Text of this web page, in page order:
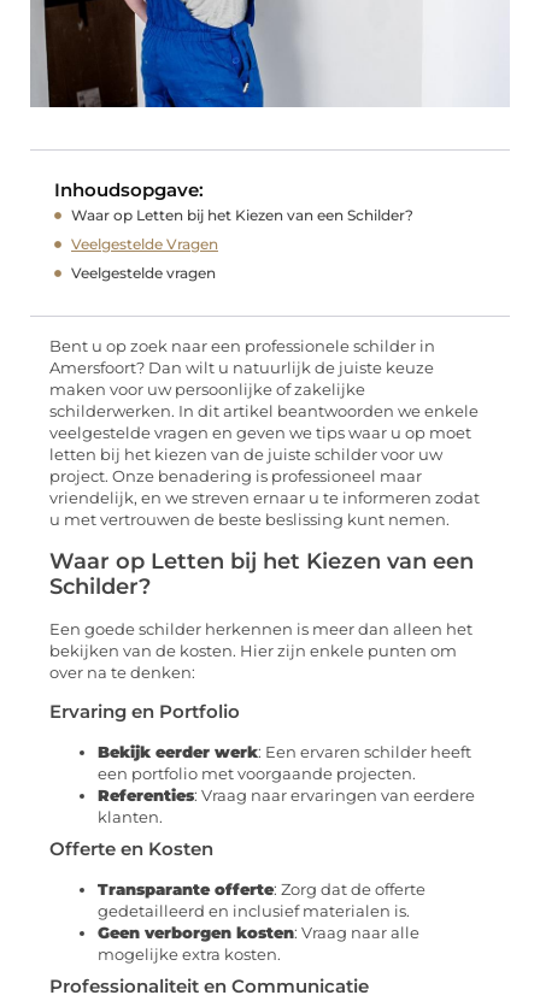
Inhoudsopgave:
Waar op Letten bij het Kiezen van een Schilder?
Veelgestelde Vragen
Veelgestelde vragen
Bent u op zoek naar een professionele schilder in
Amersfoort? Dan wilt u natuurlijk de juiste keuze
maken voor uw persoonlijke of zakelijke
schilderwerken. In dit artikel beantwoorden we enkele
veelgestelde vragen en geven we tips waar u op moet
letten bij het kiezen van de juiste schilder voor uw
project. Onze benadering is professioneel maar
vriendelijk, en we streven ernaar u te informeren zodat
u met vertrouwen de beste beslissing kunt nemen.
Waar op Letten bij het Kiezen van een
Schilder?
Een goede schilder herkennen is meer dan alleen het
bekijken van de kosten. Hier zijn enkele punten om
over na te denken:
Ervaring en Portfolio
Bekijk eerder werk: Een ervaren schilder heeft
een portfolio met voorgaande projecten.
Referenties: Vraag naar ervaringen van eerdere
klanten.
Offerte en Kosten
Transparante offerte: Zorg dat de offerte
gedetailleerd en inclusief materialen is.
Geen verborgen kosten: Vraag naar alle
mogelijke extra kosten.
Professionaliteit en Communicatie